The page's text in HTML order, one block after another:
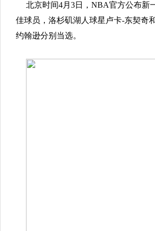
北京时间4月3日，NBA官方公布新
佳球员，洛杉矶湖人球星卢卡-东契奇
约翰逊分别当选。